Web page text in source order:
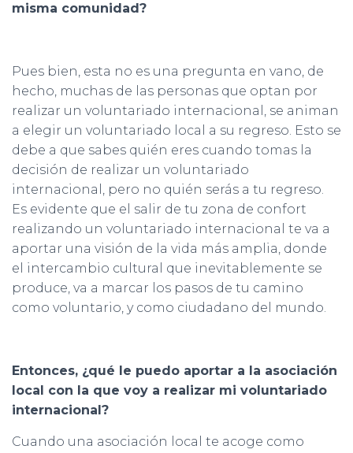
misma comunidad?
Pues bien, esta no es una pregunta en vano, de
hecho, muchas de las personas que optan por
realizar un voluntariado internacional, se animan
a elegir un voluntariado local a su regreso. Esto se
debe a que sabes quién eres cuando tomas la
decisión de realizar un voluntariado
internacional, pero no quién serás a tu regreso.
Es evidente que el salir de tu zona de confort
realizando un voluntariado internacional te va a
aportar una visión de la vida más amplia, donde
el intercambio cultural que inevitablemente se
produce, va a marcar los pasos de tu camino
como voluntario, y como ciudadano del mundo.
Entonces, ¿qué le puedo aportar a la asociación
local con la que voy a realizar mi voluntariado
internacional?
Cuando una asociación local te acoge como